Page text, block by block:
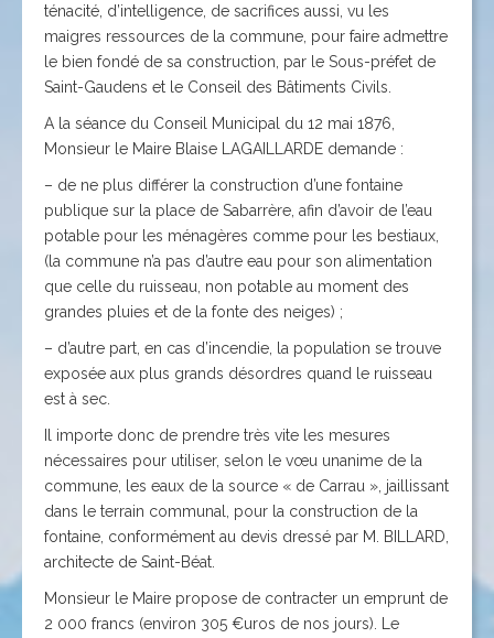
ténacité, d’intelligence, de sacrifices aussi, vu les
maigres ressources de la commune, pour faire admettre
le bien fondé de sa construction, par le Sous-préfet de
Saint-Gaudens et le Conseil des Bâtiments Civils.
A la séance du Conseil Municipal du 12 mai 1876,
Monsieur le Maire Blaise LAGAILLARDE demande :
– de ne plus différer la construction d’une fontaine
publique sur la place de Sabarrère, afin d’avoir de l’eau
potable pour les ménagères comme pour les bestiaux,
(la commune n’a pas d’autre eau pour son alimentation
que celle du ruisseau, non potable au moment des
grandes pluies et de la fonte des neiges) ;
– d’autre part, en cas d’incendie, la population se trouve
exposée aux plus grands désordres quand le ruisseau
est à sec.
Il importe donc de prendre très vite les mesures
nécessaires pour utiliser, selon le vœu unanime de la
commune, les eaux de la source « de Carrau », jaillissant
dans le terrain communal, pour la construction de la
fontaine, conformément au devis dressé par M. BILLARD,
architecte de Saint-Béat.
Monsieur le Maire propose de contracter un emprunt de
2 000 francs (environ 305 €uros de nos jours). Le